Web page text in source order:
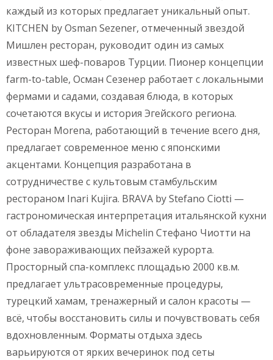
каждый из которых предлагает уникальный опыт.
KITCHEN by Osman Sezener, отмеченный звездой
Мишлен ресторан, руководит один из самых
известных шеф-поваров Турции. Пионер концепции
farm-to-table, Осман Сезенер работает с локальными
фермами и садами, создавая блюда, в которых
сочетаются вкусы и история Эгейского региона.
Ресторан Morena, работающий в течение всего дня,
предлагает современное меню с японскими
акцентами. Концепция разработана в
сотрудничестве с культовым стамбульским
рестораном Inari Kujira. BRAVA by Stefano Ciotti —
гастрономическая интерпретация итальянской кухни
от обладателя звезды Michelin Стефано Чиотти на
фоне завораживающих пейзажей курорта.
Просторный спа-комплекс площадью 2000 кв.м.
предлагает ультрасовременные процедуры,
турецкий хамам, тренажерный и салон красоты —
всё, чтобы восстановить силы и почувствовать себя
вдохновленным. Форматы отдыха здесь
варьируются от ярких вечеринок под сеты